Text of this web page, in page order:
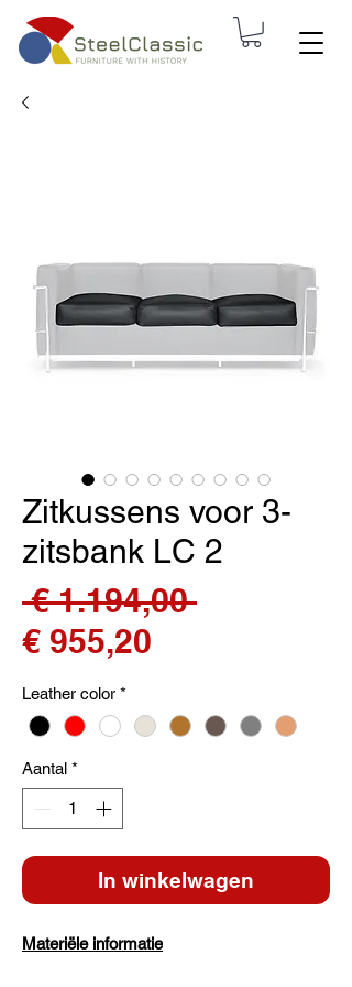
Zitkussens voor 3-
zitsbank LC 2
€ 1.194,00 Normale
€ 955,20
Leather color *
Aantal *
In winkelwagen
Materiële informatie